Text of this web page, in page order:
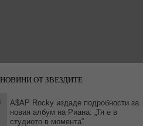
ОТ ЗВЕЗДИТЕ
A$AP Rocky издаде подробности за
новия албум на Риана: „Тя е в
студиото в момента“